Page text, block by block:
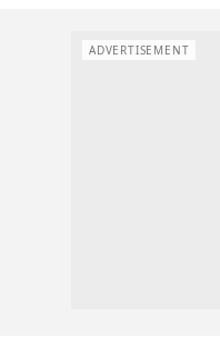
ADVERTISEMENT